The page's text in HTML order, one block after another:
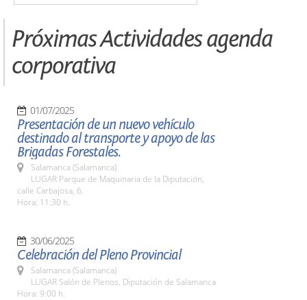
Próximas Actividades agenda
corporativa
01/07/2025
Presentación de un nuevo vehículo
destinado al transporte y apoyo de las
Brigadas Forestales.
Salamanca (Salamanca)
LUGAR Parque de Maquinaria de la Diputación,
calle Carbajosa, 6.
Hora: 11:30 h.
30/06/2025
Celebración del Pleno Provincial
Salamanca (Salamanca)
LUGAR Salón de Plenos. Diputación de Salamanca
Hora: 9:00 h.